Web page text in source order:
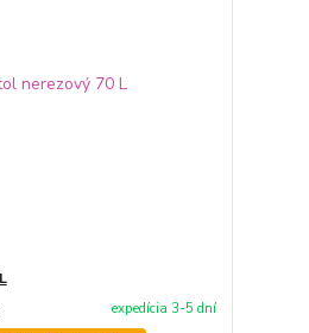
expedícia 3-5 dní